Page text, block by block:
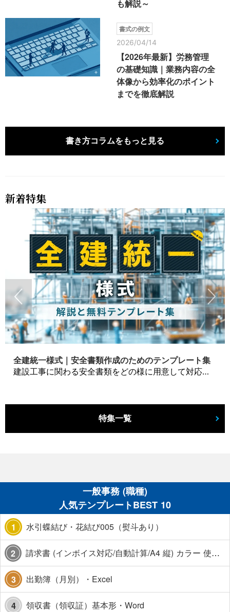
も解説～
書式の例文
2026/04/14
【2026年最新】労務管理
の基礎知識｜業務内容の全
体像から効率化のポイント
までを徹底解説
書き方コラムをもっと見る
新着特集
全建統一様式｜安全書類作成のためのテンプレート集
建設工事に関わる安全書類をどの様に用意して対応するか？関連書式テンプレートから書き方の注意点などの役立つコラムをbizoceanがお届けします。
特集一覧
一般事務 (職種)
人気テンプレートBEST 10
1 水引蝶結び・花結び005（熨斗あり）
2 請求書 (インボイス対応/自動計算/A4 縦) カラー 使い方解説あり
3 出勤簿（月別）・Excel
4 領収書（領収証）基本形・Word